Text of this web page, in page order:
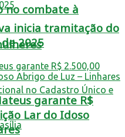
no combate à
inicia tramitação do
2025
garante R$
Lar do Idoso